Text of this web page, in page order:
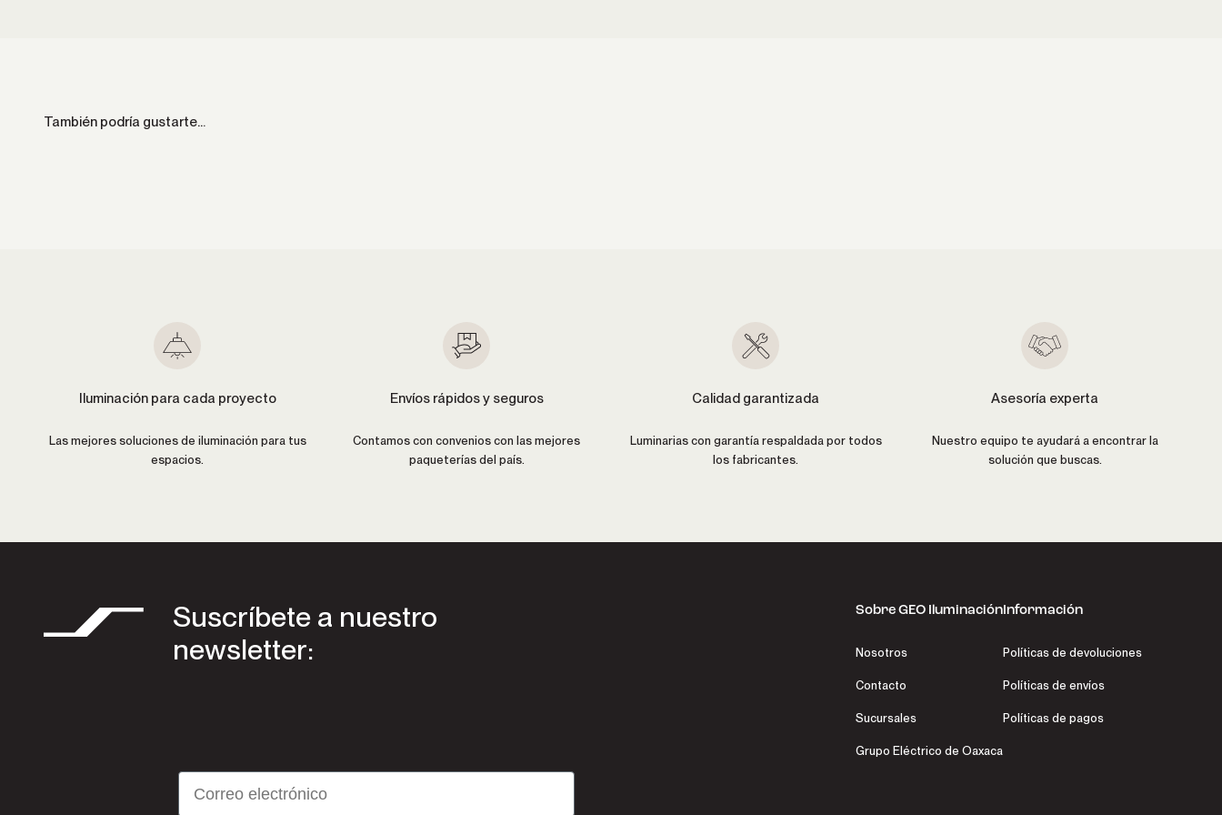
Iluminación para cada proyecto
Las mejores soluciones de iluminación para tus
espacios.
Envíos rápidos y seguros
Contamos con convenios con las mejores
paqueterías del país.
Calidad garantizada
Luminarias con garantía respaldada por todos
los fabricantes.
Asesoría experta
Nuestro equipo te ayudará a encontrar la
solución que buscas.
Suscríbete a nuestro
newsletter:
Email
Sobre GEO Iluminación
Nosotros
Contacto
Sucursales
Grupo Eléctrico de Oaxaca
Información
Políticas de devoluciones
Políticas de envíos
Políticas de pagos